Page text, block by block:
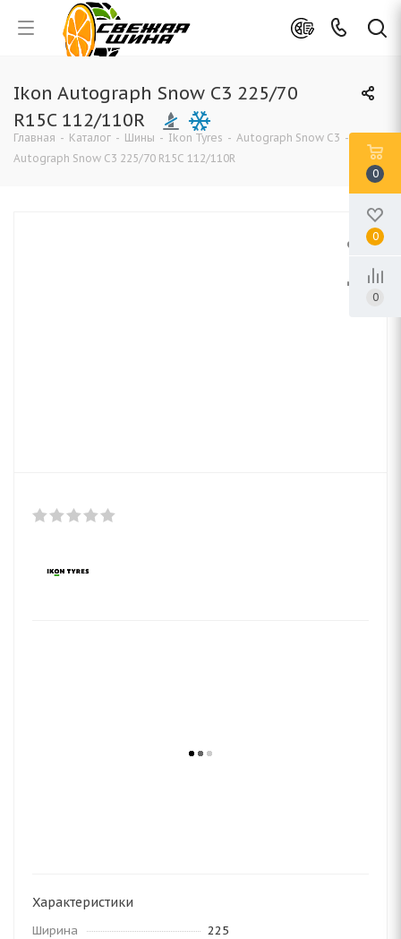
Ikon Autograph Snow C3 225/70
R15C 112/110R
Главная - Каталог - Шины - Ikon Tyres - Autograph Snow C3 -
Autograph Snow C3 225/70 R15C 112/110R
Характеристики
Ширина
225
0
0
0